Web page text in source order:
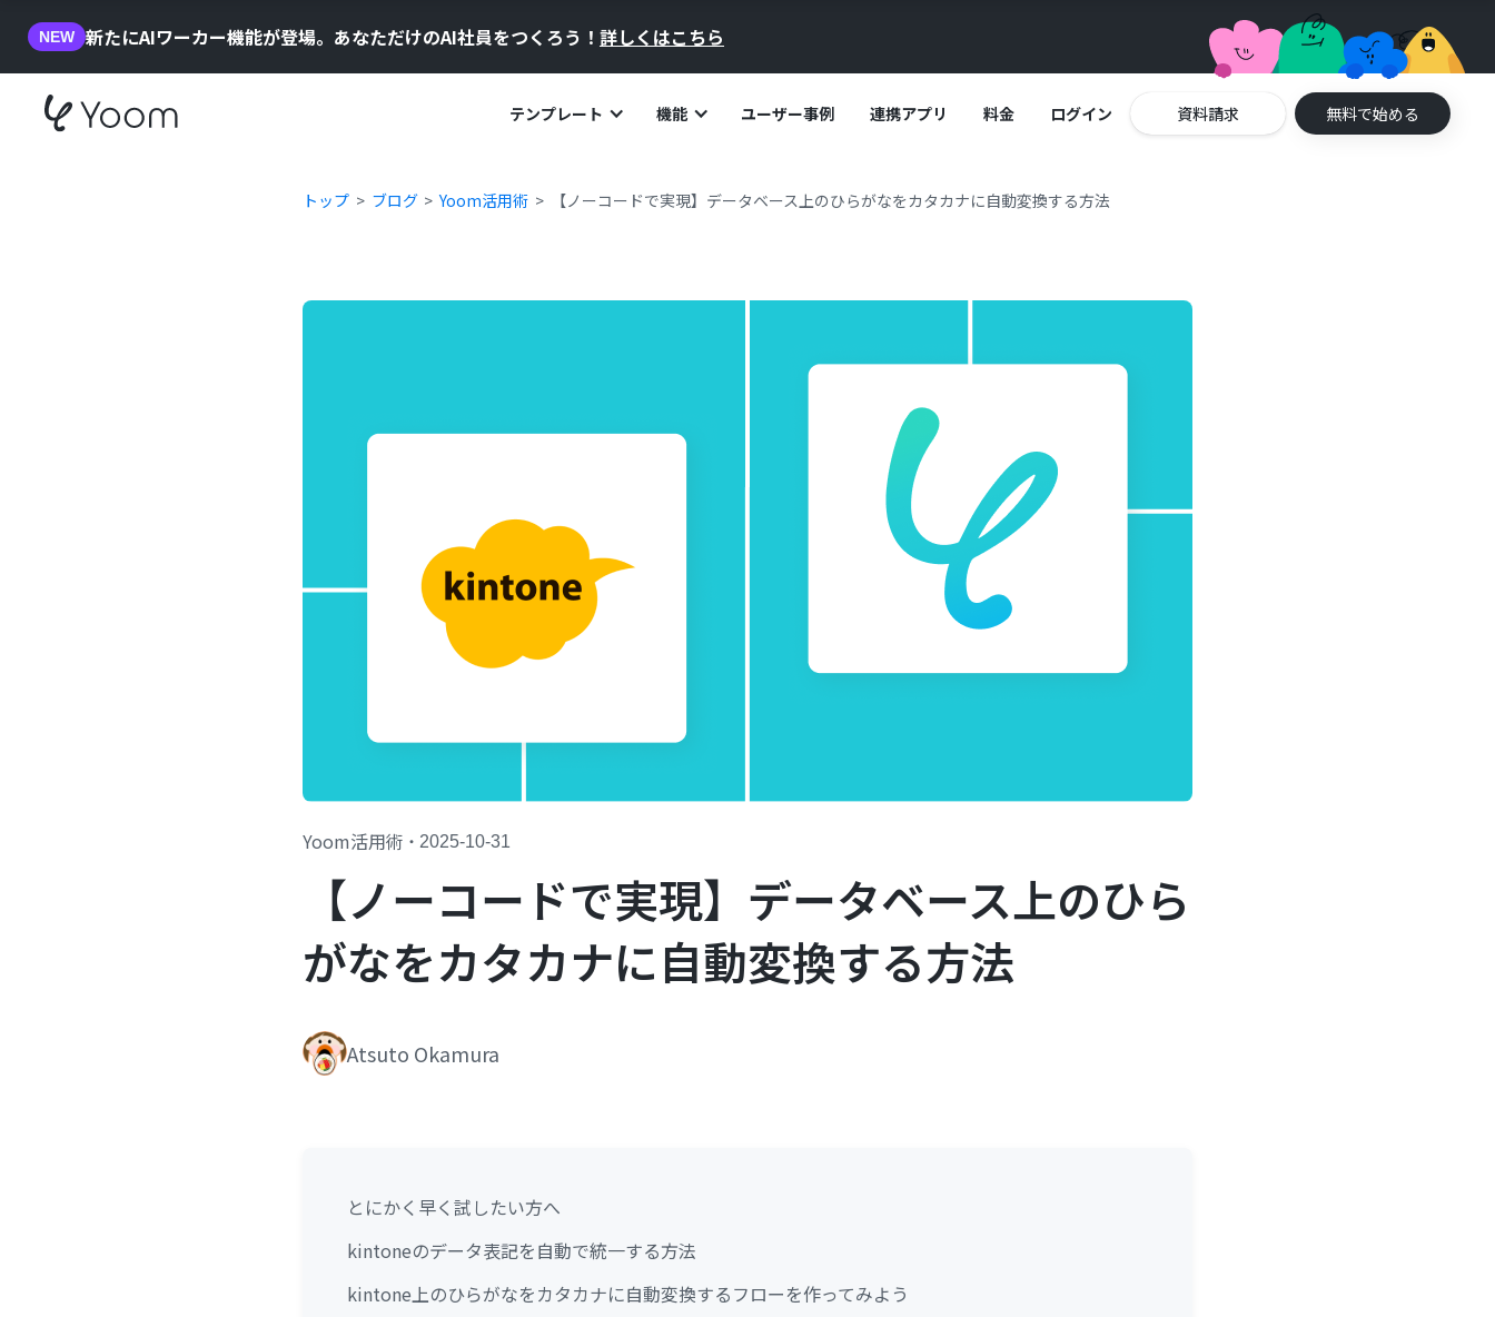
NEW 新たにAIワーカー機能が登場。あなただけのAI社員をつくろう！ 詳しくはこちら
テンプレート 機能 ユーザー事例 連携アプリ 料金 ログイン 資料請求 無料で始める
トップ ブログ Yoom活用術 【ノーコードで実現】データベース上のひらがなをカタカナに自動変換する方法
Yoom活用術 ・ 2025-10-31
【ノーコードで実現】データベース上のひら
がなをカタカナに自動変換する方法
Atsuto Okamura
とにかく早く試したい方へ
kintoneのデータ表記を自動で統一する方法
kintone上のひらがなをカタカナに自動変換するフローを作ってみよう